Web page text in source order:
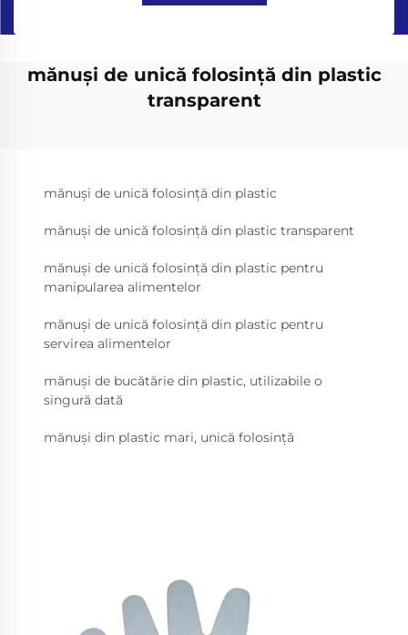
mănuși de unică folosință din plastic
transparent
mănuși de unică folosință din plastic
mănuși de unică folosință din plastic transparent
mănuși de unică folosință din plastic pentru
manipularea alimentelor
mănuși de unică folosință din plastic pentru
servirea alimentelor
mănuși de bucătărie din plastic, utilizabile o
singură dată
mănuși din plastic mari, unică folosință